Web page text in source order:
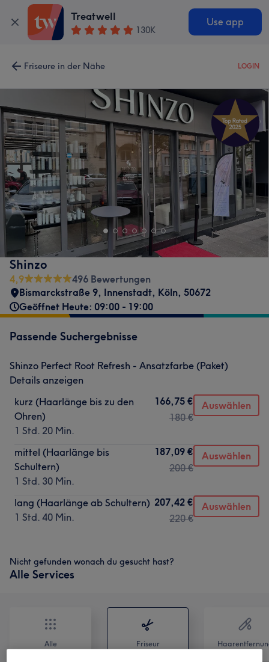
Treatwell
130K
Use app
Friseure in der Nähe LOGIN
Shinzo
4,9
496 Bewertungen
Bismarckstraße 9, Innenstadt, Köln, 50672
Geöffnet Heute: 09:00 - 19:00
Passende Suchergebnisse
Shinzo Perfect Root Refresh - Ansatzfarbe (Paket)
Details anzeigen
kurz (Haarlänge bis zu den
Ohren)
1 Std. 20 Min.
166,75 €
180 €
Auswählen
mittel (Haarlänge bis
Schultern)
1 Std. 30 Min.
187,09 €
200 €
Auswählen
lang (Haarlänge ab Schultern)
1 Std. 40 Min.
207,42 €
220 €
Auswählen
Nicht gefunden wonach du gesucht hast?
Alle Services
Alle Friseur